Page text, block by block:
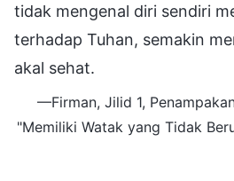
tidak mengenal diri sendiri
terhadap Tuhan, semakin
akal sehat.
—Firman, Jilid 1,
"Memiliki Watak yang Tidak